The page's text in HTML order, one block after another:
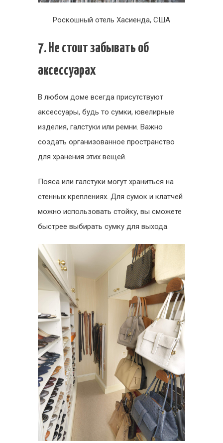
Роскошный отель Хасиенда, США
7. Не стоит забывать об
аксессуарах
В любом доме всегда присутствуют
аксессуары, будь то сумки, ювелирные
изделия, галстуки или ремни. Важно
создать организованное пространство
для хранения этих вещей.
Пояса или галстуки могут храниться на
стенных креплениях. Для сумок и клатчей
можно использовать стойку, вы сможете
быстрее выбирать сумку для выхода.